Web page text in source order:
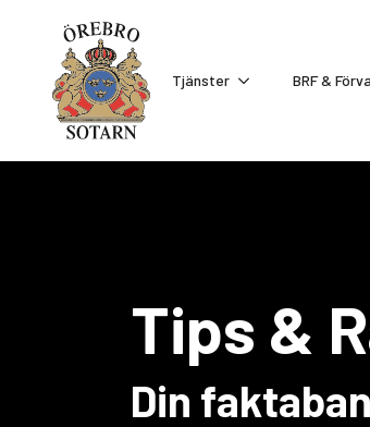
Tjänster BRF &
Tips &
Din